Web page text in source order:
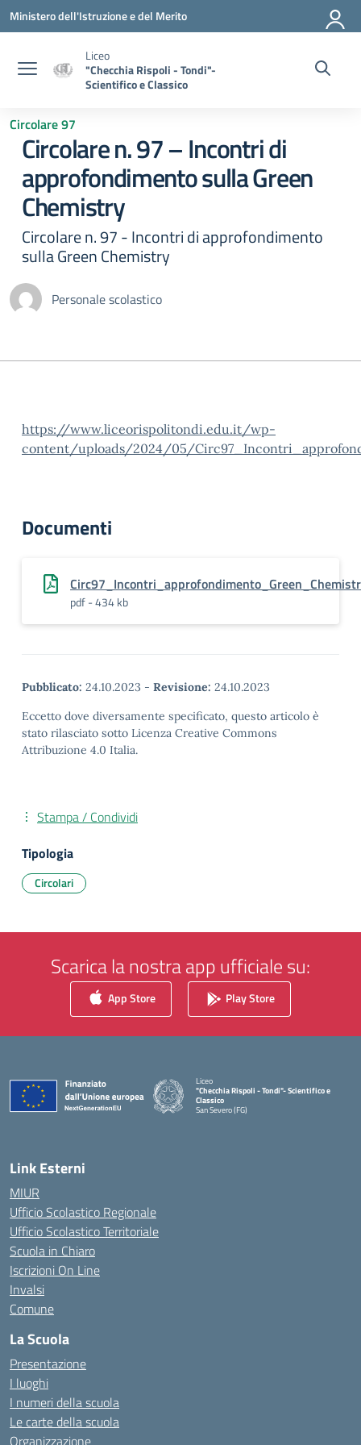
Vai ai contenuti
Vai al menu di navigazione
Vai al footer
Ministero dell'Istruzione e del Merito
Liceo
"Checchia Rispoli - Tondi"-
Scientifico e Classico
Circolare 97
Circolare n. 97 – Incontri di
approfondimento sulla Green
Chemistry
Circolare n. 97 - Incontri di approfondimento
sulla Green Chemistry
Personale scolastico
https://www.liceorispolitondi.edu.it/wp-
content/uploads/2024/05/
Documenti
pdf - 434 kb
Pubblicato: 24.10.2023 - Revisione: 24.10.2023
Eccetto dove diversamente specificato, questo articolo è
stato rilasciato sotto Licenza Creative Commons
Attribuzione 4.0 Italia.
Stampa / Condividi
Tipologia
Circolari
Scarica la nostra app ufficiale su:
App Store Play Store
Liceo
"Checchia Rispoli - Tondi"- Scientifico e
Classico
San Severo (FG)
Link Esterni
MIUR
Ufficio Scolastico Regionale
Ufficio Scolastico Territoriale
Scuola in Chiaro
Iscrizioni On Line
Invalsi
Comune
La Scuola
Presentazione
I luoghi
I numeri della scuola
Le carte della scuola
Organizzazione